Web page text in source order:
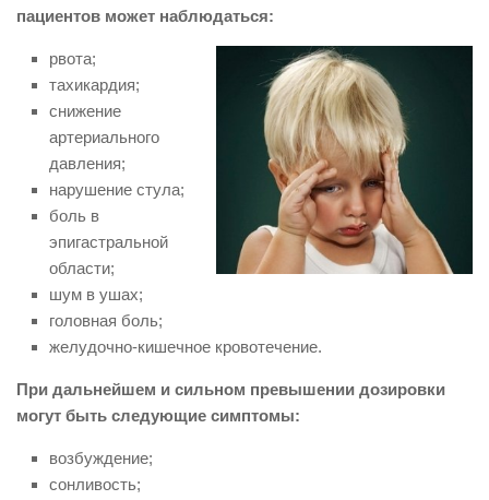
пациентов может наблюдаться:
рвота;
тахикардия;
снижение
артериального
давления;
нарушение стула;
боль в
эпигастральной
области;
шум в ушах;
головная боль;
желудочно-кишечное кровотечение.
При дальнейшем и сильном превышении дозировки
могут быть следующие симптомы:
возбуждение;
сонливость;